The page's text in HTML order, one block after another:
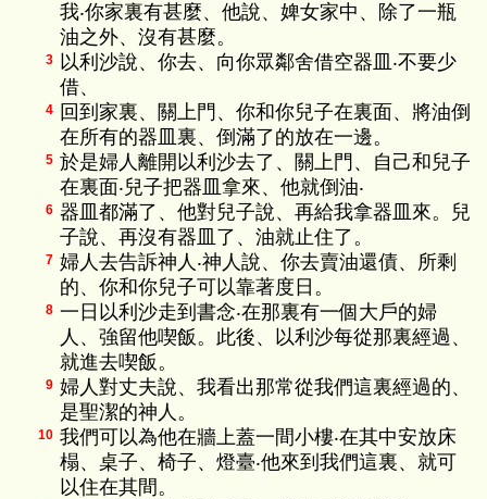
我‧你家裏有甚麼、他說、婢女家中、除了一瓶
油之外、沒有甚麼。
3 以利沙說、你去、向你眾鄰舍借空器皿‧不要少
借、
4
回到家裏、關上門、你和你兒子在裏面、將油倒
在所有的器皿裏、倒滿了的放在一邊。
5 於是婦人離開以利沙去了、關上門、自己和兒子
在裏面‧兒子把器皿拿來、他就倒油‧
6 器皿都滿了、他對兒子說、再給我拿器皿來。兒
子說、再沒有器皿了、油就止住了。
7 婦人去告訴神人‧神人說、你去賣油還債、所剩
的、你和你兒子可以靠著度日。
8 一日以利沙走到書念‧在那裏有一個大戶的婦
人、強留他喫飯。此後、以利沙每從那裏經過、
就進去喫飯。
9 婦人對丈夫說、我看出那常從我們這裏經過的、
是聖潔的神人。
10 我們可以為他在牆上蓋一間小樓‧在其中安放床
榻、桌子、椅子、燈臺‧他來到我們這裏、就可
以住在其間。